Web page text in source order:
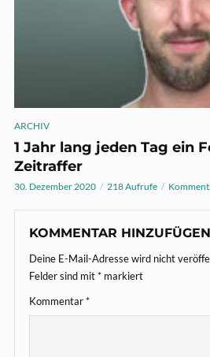
ARCHIV
1 Jahr lang jeden Tag ein
Zeitraffer
30. Dezember 2020 218 Aufrufe
KOMMENTAR HINZUFÜGEN
Deine E-Mail-Adresse wird nicht
Felder sind mit* markiert
Kommentar*